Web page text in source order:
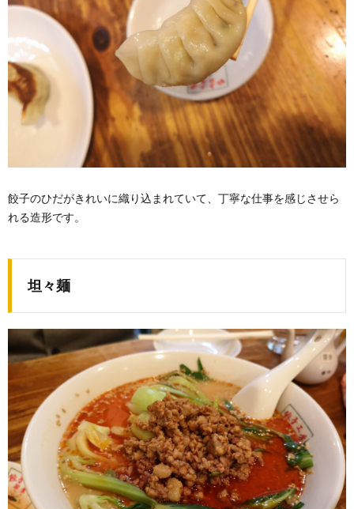
餃子のひだがきれいに織り込まれていて、丁寧な仕事を感じさせら
れる造形です。
坦々麺